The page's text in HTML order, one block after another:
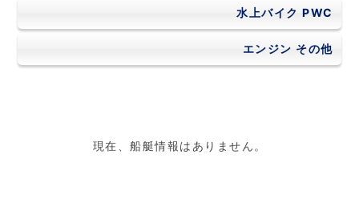
お問い合わせ
個人情報保護方針
水上バイク PWC
エンジン その他
現在、船艇情報はありません。